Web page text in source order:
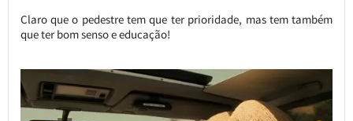
Claro que o pedestre tem que ter prioridade, mas tem também
que ter bom senso e educação!